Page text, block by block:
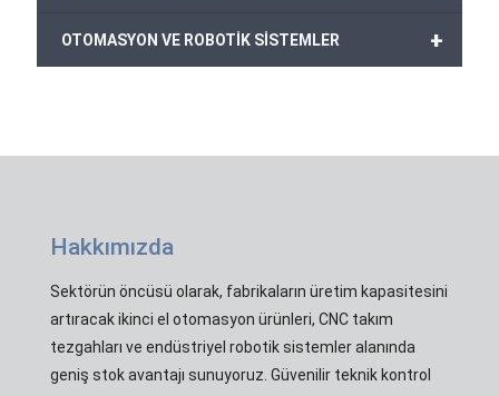
+
OTOMASYON VE ROBOTİK SİSTEMLER
Hakkımızda
Sektörün öncüsü olarak, fabrikaların üretim kapasitesini
artıracak ikinci el otomasyon ürünleri, CNC takım
tezgahları ve endüstriyel robotik sistemler alanında
geniş stok avantajı sunuyoruz. Güvenilir teknik kontrol